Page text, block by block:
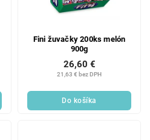
Fini žuvačky 200ks melón
900g
21,63 € bez DPH
26,60 €
Do košíka